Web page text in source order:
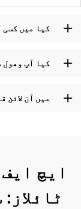
کیا میں کسی
کیا آپ وھول
میں آن لائن
ایچ